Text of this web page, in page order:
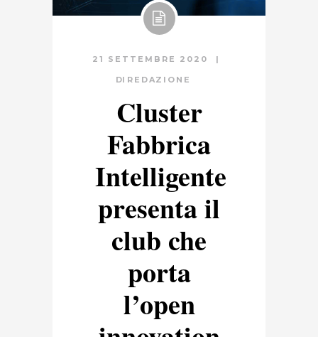
21 SETTEMBRE 2020
DI REDAZIONE
Cluster
Fabbrica
Intelligente
presenta il
club che
porta
l’open